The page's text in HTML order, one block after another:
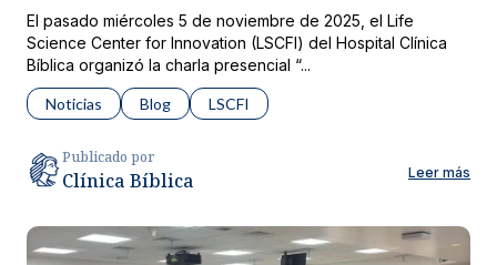
El pasado miércoles 5 de noviembre de 2025, el Life
Science Center for Innovation (LSCFI) del Hospital Clínica
Bíblica organizó la charla presencial “...
Noticias Blog LSCFI
Publicado por
Clínica Bíblica Leer más